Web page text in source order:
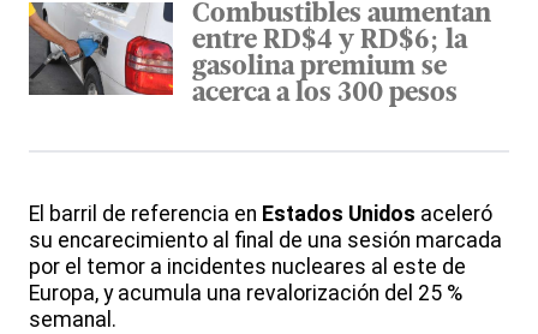
Combustibles aumentan
entre RD$4 y RD$6; la
gasolina premium se
acerca a los 300 pesos
El barril de referencia en Estados Unidos aceleró
su encarecimiento al final de una sesión marcada
por el temor a incidentes nucleares al este de
Europa, y acumula una revalorización del 25 %
semanal.